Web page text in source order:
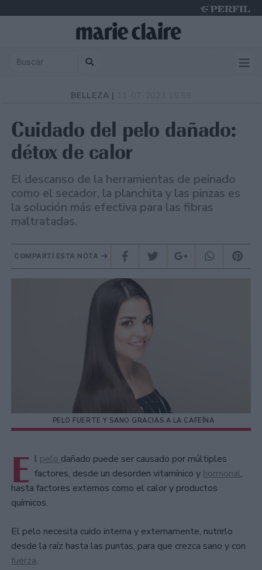
BELLEZA |
Cuidado del pelo dañado:
détox de calor
El descanso de la herramientas de peinado
como el secador, la planchita y las pinzas es
la solución más efectiva para las fibras
maltratadas.
COMPARTÍ ESTA NOTA
PELO FUERTE Y SANO GRACIAS A LA CAFEÍNA
E l pelo dañado puede ser causado por múltiples
factores, desde un desorden vitamínico y hormonal,
hasta factores externos como el calor y productos
químicos.
El pelo necesita cuido interna y externamente, nutrirlo
desde la raíz hasta las puntas, para que crezca sano y con
fuerza.